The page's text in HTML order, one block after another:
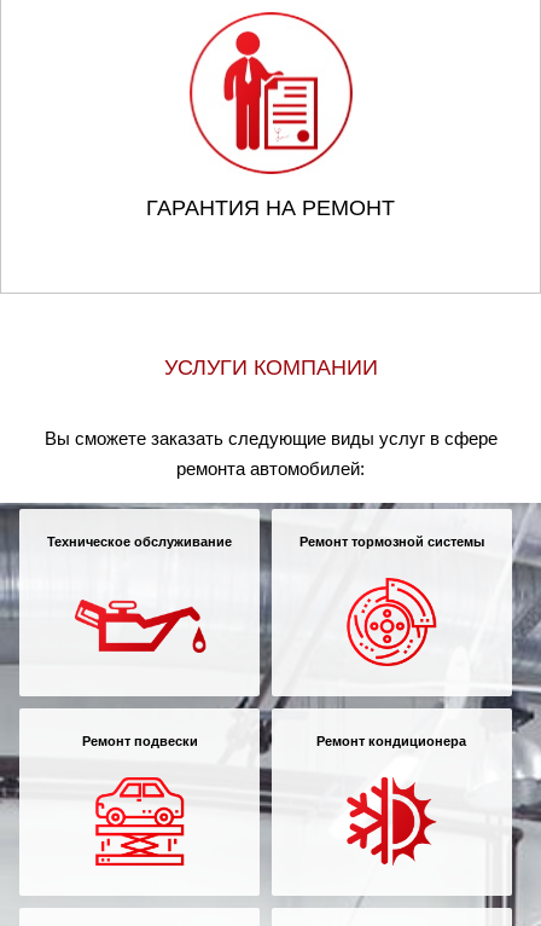
ГАРАНТИЯ НА РЕМОНТ
УСЛУГИ КОМПАНИИ
Вы сможете заказать следующие виды услуг в сфере
ремонта автомобилей:
Техническое обслуживание Ремонт тормозной системы
Ремонт подвески Ремонт кондиционера